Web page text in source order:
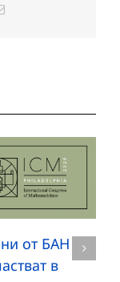
Електронна
от БАН
в